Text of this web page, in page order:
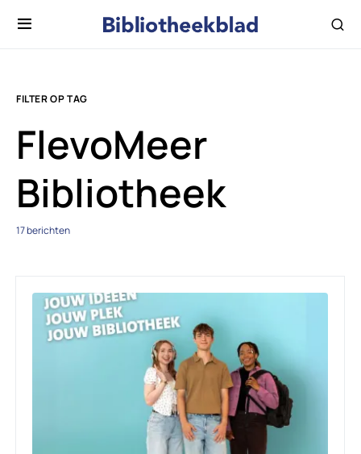
FILTER OP TAG
FlevoMeer
Bibliotheek
17 berichten